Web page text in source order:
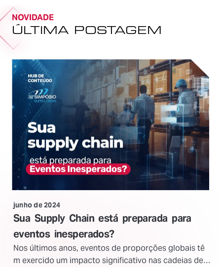
NOVIDADE
ÚLTIMA POSTAGEM
junho de 2024
Sua Supply Chain está preparada para
eventos inesperados?
Nos últimos anos, eventos de proporções globais tê
m exercido um impacto significativo nas cadeias de s